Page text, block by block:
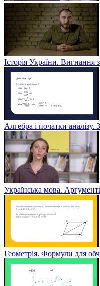
Історія України. Вигнання
Алгебра і початки аналізу.
Українська мова.
Геометрія. Формули для